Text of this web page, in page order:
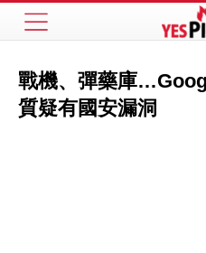
戰機、彈藥庫
質疑有國安漏洞